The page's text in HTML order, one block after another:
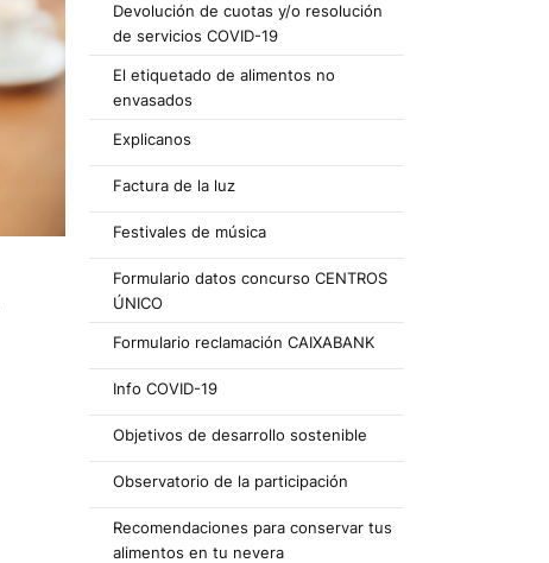
Devolución de cuotas y/o resolución
de servicios COVID-19
El etiquetado de alimentos no
envasados
Explicanos
Factura de la luz
Festivales de música
Formulario datos concurso CENTROS
ÚNICO
Formulario reclamación CAIXABANK
Info COVID-19
Objetivos de desarrollo sostenible
Observatorio de la participación
Recomendaciones para conservar tus
alimentos en tu nevera